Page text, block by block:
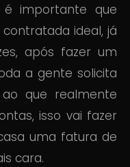
é importante que
ideal, já
após fazer um
a gente solicita
que realmente
isso vai fazer
uma fatura de
cara.